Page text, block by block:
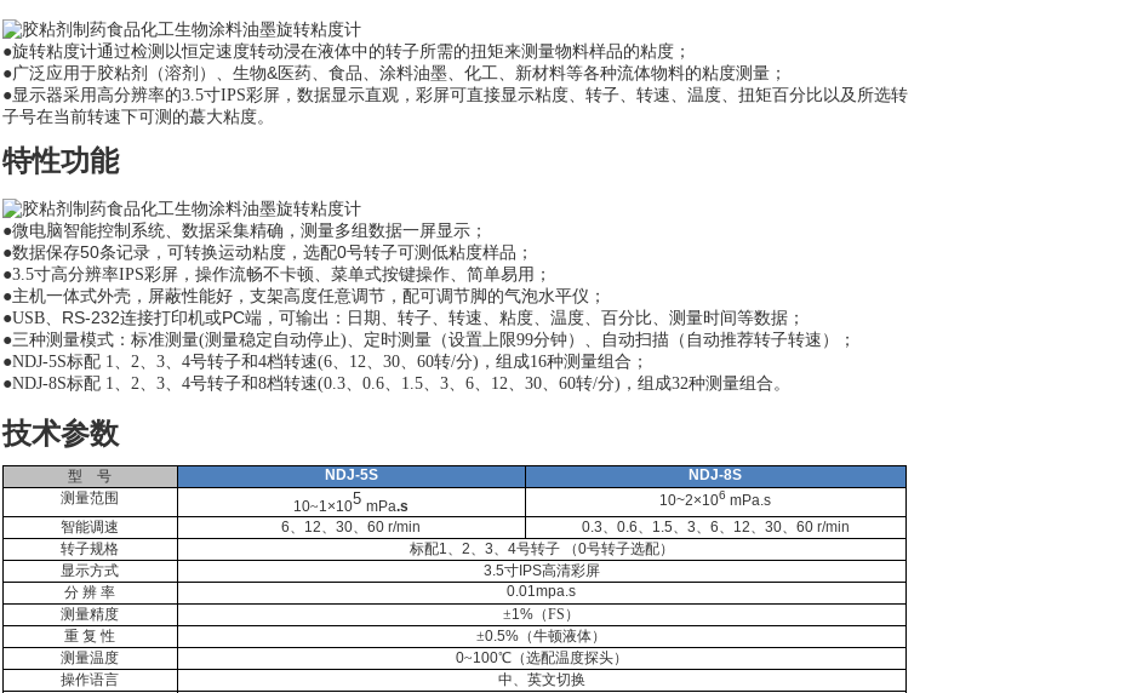
●旋转粘度计通过检测以恒定速度转动浸在液体中的转子所需的扭矩来测量物料样品的粘度；
●广泛应用于胶粘剂（溶剂）、生物&医药、食品、涂料油墨、化工、新材料等各种流体物料的粘度测量；
●显示器采用高分辨率的3.5寸IPS彩屏，数据显示直观，彩屏可直接显示粘度、转子、转速、温度、扭矩百分比以及所选转
子号在当前转速下可测的蕞大粘度。
特性功能
●微电脑智能控制系统、数据采集精确，测量多组数据一屏显示；
●数据保存50条记录，可转换运动粘度，选配0号转子可测低粘度样品 ；
●3.5寸高分辨率IPS彩屏，操作流畅不卡顿、 菜单式按键操作、简单易用 ；
●主机一体式外壳，屏蔽性能好，支架高度任意调节，配可调节脚的气泡水平仪 ；
●USB、 RS-232连接打印机或PC端，可输出：日期、转子、转速、粘度、温度、百分比、测量时间等数据；
●三种测量模式：标准测量(测量稳定自动停止)、定时测量（设置上限99分钟）、自动扫描（自动推荐转子转速）；
●NDJ-5S标配 1、2、3、4号转子和4档转速(6、12、30、60转/分)，组成16种测量组合；
●NDJ-8S标配 1、2、3、4号转子和8档转速(0.3、0.6、1.5、3、6、12、30、60转/分)，组成32种测量组合。
技术参数
型 号 NDJ-5S
NDJ-8S
测量范围
10~1×105 mPa.s 10~2×106 mPa.s
智能调速
6、 12、 30、 60 r/min 0.3、 0.6、 1.5、 3、 6、 12、 30、 60r/min
转子规格
标配1、 2、 3、 4号转子 （0号转子选配）
显示方式
3.5寸IPS高清彩屏
分 辨 率
0.01mpa.s
测量精度
±1% （FS）
重 复 性 ±0.5% （牛顿液体）
测量温度
0~100℃（选配温度探头）
操作语言
中、英文切换